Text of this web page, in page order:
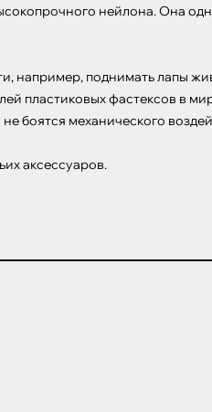
нейлона. Она
например, поднимать лапы
пластиковых фастексов в
боятся механического
аксессуаров.